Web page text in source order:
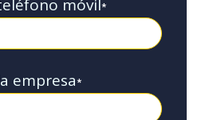
móvil*
empresa*